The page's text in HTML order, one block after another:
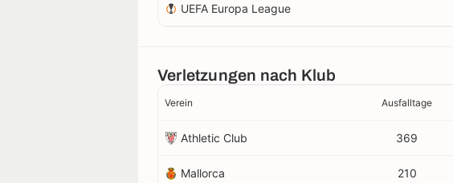
UEFA Europa League
Verletzungen nach Klub
Verein Ausfalltage
Athletic Club 369
Mallorca 210